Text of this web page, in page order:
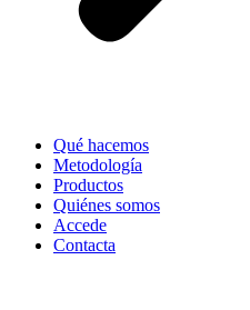
Qué hacemos
Metodología
Productos
Quiénes somos
Accede
Contacta